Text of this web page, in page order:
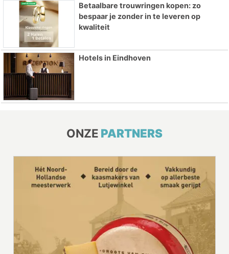
Betaalbare trouwringen kopen: zo
bespaar je zonder in te leveren op
kwaliteit
Hotels in Eindhoven
ONZE PARTNERS